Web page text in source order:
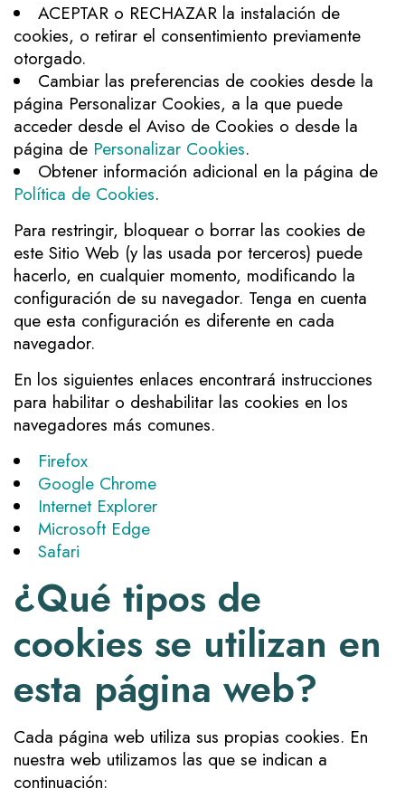
ACEPTAR o RECHAZAR la instalación de
cookies, o retirar el consentimiento previamente
otorgado.
Cambiar las preferencias de cookies desde la
página Personalizar Cookies, a la que puede
acceder desde el Aviso de Cookies o desde la
página de Personalizar Cookies.
Obtener información adicional en la página de
Política de Cookies.
Para restringir, bloquear o borrar las cookies de
este Sitio Web (y las usada por terceros) puede
hacerlo, en cualquier momento, modificando la
configuración de su navegador. Tenga en cuenta
que esta configuración es diferente en cada
navegador.
En los siguientes enlaces encontrará instrucciones
para habilitar o deshabilitar las cookies en los
navegadores más comunes.
Firefox
Google Chrome
Internet Explorer
Microsoft Edge
Safari
¿Qué tipos de
cookies se utilizan en
esta página web?
Cada página web utiliza sus propias cookies. En
nuestra web utilizamos las que se indican a
continuación: